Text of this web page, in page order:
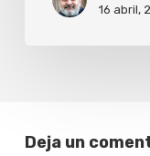
16 abril,
Deja un